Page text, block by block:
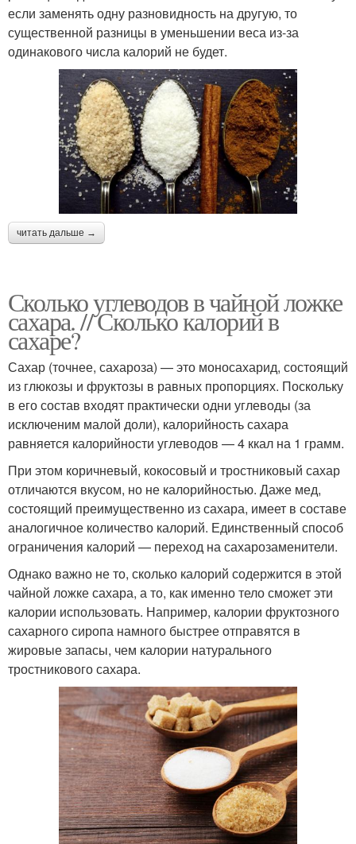
если заменять одну разновидность на другую, то
существенной разницы в уменьшении веса из-за
одинакового числа калорий не будет.
читать дальше →
Сколько углеводов в чайной ложке
сахара. // Сколько калорий в
сахаре?
Сахар (точнее, сахароза) — это моносахарид, состоящий
из глюкозы и фруктозы в равных пропорциях. Поскольку
в его состав входят практически одни углеводы (за
исключеним малой доли), калорийность сахара
равняется калорийности углеводов — 4 ккал на 1 грамм.
При этом коричневый, кокосовый и тростниковый сахар
отличаются вкусом, но не калорийностью. Даже мед,
состоящий преимущественно из сахара, имеет в составе
аналогичное количество калорий. Единственный способ
ограничения калорий — переход на сахарозаменители.
Однако важно не то, сколько калорий содержится в этой
чайной ложке сахара, а то, как именно тело сможет эти
калории использовать. Например, калории фруктозного
сахарного сиропа намного быстрее отправятся в
жировые запасы, чем калории натурального
тростникового сахара.